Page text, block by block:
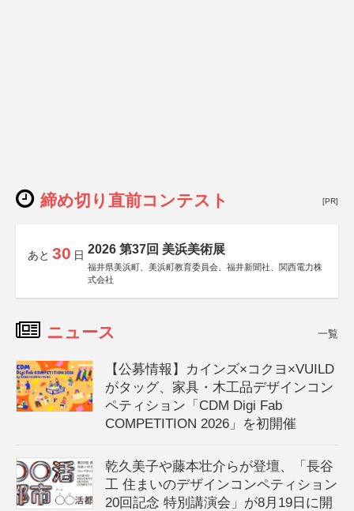
締め切り直前コンテスト [PR]
あと 30 日 2026 第37回 美浜美術展
福井県美浜町、美浜町教育委員会、福井新聞社、関西電力株
式会社
ニュース 一覧
【公募情報】カインズ×コクヨ×VUILD
がタッグ、家具・木工品デザインコン
ペティション「CDM Digi Fab
COMPETITION 2026」を初開催
乾久美子や藤本壮介らが登壇、「長谷
工 住まいのデザインコンペティション
20回記念 特別講演会」が8月19日に開